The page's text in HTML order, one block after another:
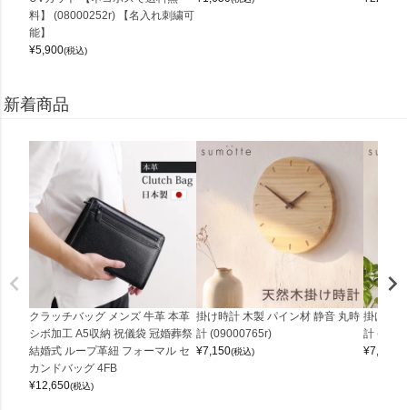
料】 (08000252r) 【名入れ刺繍可
能】
¥5,900(税込)
新着商品
クラッチバッグ メンズ 牛革 本革
シボ加工 A5収納 祝儀袋 冠婚葬祭
結婚式 ループ革紐 フォーマル セ
カンドバッグ 4FB
¥12,650(税込)
掛け時計 木製 パイン材 静音 丸時
計 (09000765r)
¥7,150(税込)
掛け時
計
¥7,150